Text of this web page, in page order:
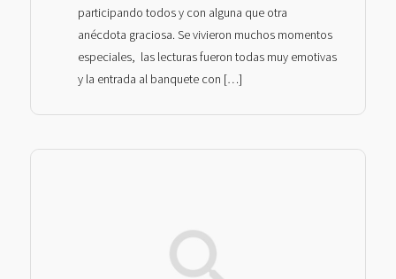
participando todos y con alguna que otra
anécdota graciosa. Se vivieron muchos momentos
especiales, las lecturas fueron todas muy emotivas
y la entrada al banquete con […]